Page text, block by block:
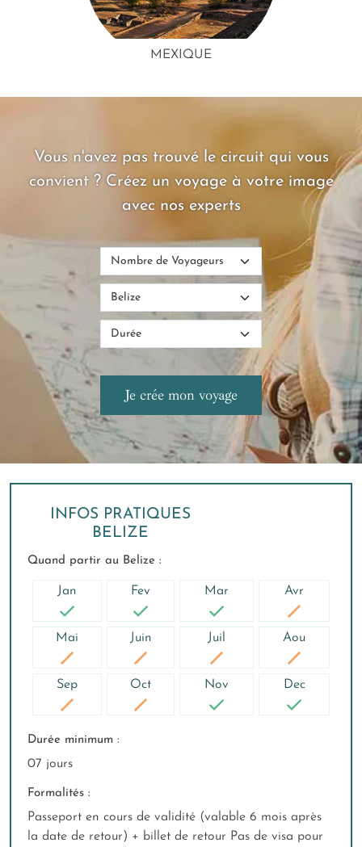
MEXIQUE
Vous n'avez pas trouvé le circuit qui vous
convient ? Créez un voyage à votre image
avec nos experts
INFOS PRATIQUES
BELIZE
Quand partir au Belize :
Jan Fev Mar Avr
Mai Juin Juil Aou
Sep Oct Nov Dec
Durée minimum :
07 jours
Formalités :
Passeport en cours de validité (valable 6 mois après
la date de retour) + billet de retour Pas de visa pour